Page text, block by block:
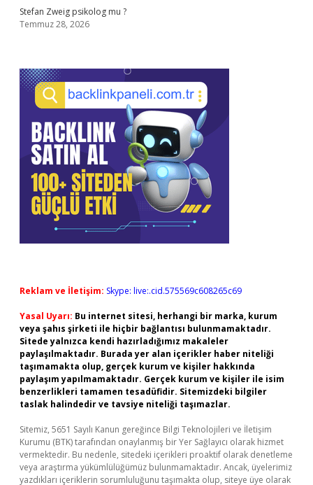
Stefan Zweig psikolog mu ?
Temmuz 28, 2026
Reklam ve İletişim: Skype: live:.cid.575569c608265c69
Yasal Uyarı: Bu internet sitesi, herhangi bir marka, kurum
veya şahıs şirketi ile hiçbir bağlantısı bulunmamaktadır.
Sitede yalnızca kendi hazırladığımız makaleler
paylaşılmaktadır. Burada yer alan içerikler haber niteliği
taşımamakta olup, gerçek kurum ve kişiler hakkında
paylaşım yapılmamaktadır. Gerçek kurum ve kişiler ile isim
benzerlikleri tamamen tesadüfidir. Sitemizdeki bilgiler
taslak halindedir ve tavsiye niteliği taşımazlar.
Sitemiz, 5651 Sayılı Kanun gereğince Bilgi Teknolojileri ve İletişim
Kurumu (BTK) tarafından onaylanmış bir Yer Sağlayıcı olarak hizmet
vermektedir. Bu nedenle, sitedeki içerikleri proaktif olarak denetleme
veya araştırma yükümlülüğümüz bulunmamaktadır. Ancak, üyelerimiz
yazdıkları içeriklerin sorumluluğunu taşımakta olup, siteye üye olarak